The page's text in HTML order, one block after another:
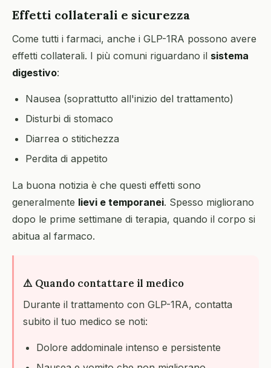
Effetti collaterali e sicurezza
Come tutti i farmaci, anche i GLP-1RA possono avere
effetti collaterali. I più comuni riguardano il sistema
digestivo:
Nausea (soprattutto all'inizio del trattamento)
Disturbi di stomaco
Diarrea o stitichezza
Perdita di appetito
La buona notizia è che questi effetti sono
generalmente lievi e temporanei. Spesso migliorano
dopo le prime settimane di terapia, quando il corpo si
abitua al farmaco.
⚠️ Quando contattare il medico
Durante il trattamento con GLP-1RA, contatta
subito il tuo medico se noti:
Dolore addominale intenso e persistente